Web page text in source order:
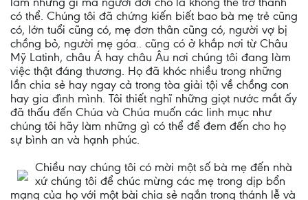
có thể. Chúng tôi đã chứng kiến biết bao bà mẹ trẻ cũng
có, lớn tuổi cũng có, mẹ đơn thân cũng có, người vợ bị
chồng bỏ, người mẹ góa.. cũng có ở khắp nơi từ Châu
Mỹ Latinh, châu Á hay châu Âu nơi chúng tôi đang làm
việc thật đáng thương. Họ đã khóc nhiều trong những
lần chia sẻ hay ngay cả trong tòa giải tội về chồng con
hay gia đình mình. Tôi thiết nghĩ những giọt nước mắt ấy
đã thấu đến Chúa và Chúa muốn các linh mục như
chúng tôi hãy làm những gì có thể để đem đến cho họ
sự bình an và hạnh phúc.
Chiều nay chúng tôi có mời một số bà mẹ đến nhà
xứ chúng tôi để chúc mừng các mẹ trong dịp bổn
mạng của họ với một bài chia sẻ ngắn trong thánh lễ và